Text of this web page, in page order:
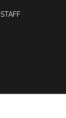
STAFF